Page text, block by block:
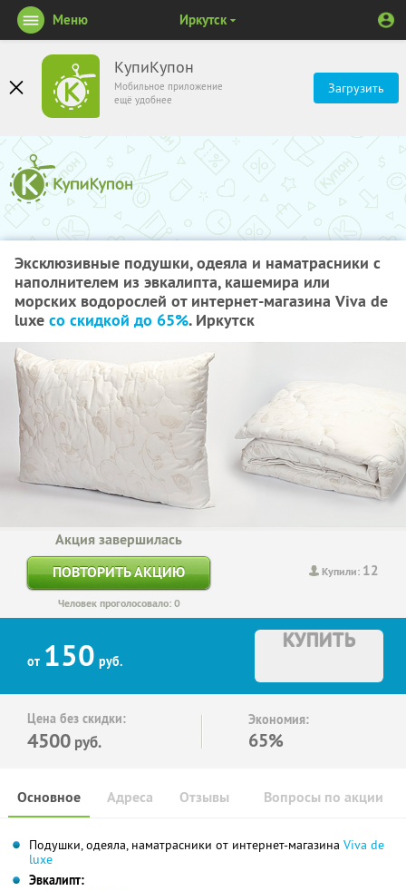
КупиКупон
Мобильное приложение
ещё удобнее
Загрузить
Меню Иркутск
Эксклюзивные подушки, одеяла и наматрасники с
наполнителем из эвкалипта, кашемира или
морских водорослей от интернет-магазина Viva de
luxe со скидкой до 65%. Иркутск
Купили: 12
Акция завершилась
ПОВТОРИТЬ АКЦИЮ
Человек проголосовало: 0
от 150 руб.
КУПИТЬ
Цена без скидки:
4500 руб.
Экономия:
65%
Основное Отзывы Вопросы по акции
Адреса
Подушки, одеяла, наматрасники от интернет-магазина Viva de
luxe
Эвкалипт: